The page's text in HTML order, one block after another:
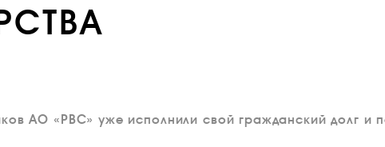
АО «РВС» уже исполнили свой гражданский долг и